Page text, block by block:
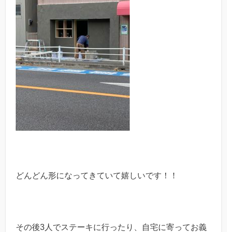
どんどん形になってきていて嬉しいです！！
その後3人でステーキに行ったり、自宅に寄ってお義